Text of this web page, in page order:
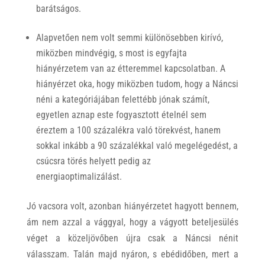
barátságos.
Alapvetően nem volt semmi különösebben kirívó,
miközben mindvégig, s most is egyfajta
hiányérzetem van az étteremmel kapcsolatban. A
hiányérzet oka, hogy miközben tudom, hogy a Náncsi
néni a kategóriájában felettébb jónak számít,
egyetlen aznap este fogyasztott ételnél sem
éreztem a 100 százalékra való törekvést, hanem
sokkal inkább a 90 százalékkal való megelégedést, a
csúcsra törés helyett pedig az
energiaoptimalizálást.
Jó vacsora volt, azonban hiányérzetet hagyott bennem,
ám nem azzal a vággyal, hogy a vágyott beteljesülés
véget a közeljövőben újra csak a Náncsi nénit
válasszam. Talán majd nyáron, s ebédidőben, mert a